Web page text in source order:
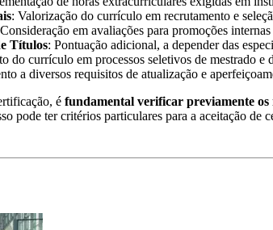
: Valorização do currículo em recrutamento e
em avaliações para promoções
Títulos: Pontuação adicional, a depender das
do currículo em processos seletivos de mestrado e
a diversos requisitos de atualização e
é fundamental verificar previamente os
pode ter critérios particulares para a aceitação de